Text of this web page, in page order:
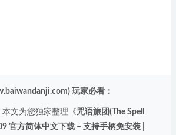
玩家必看：
文为您独家整理《咒语旅团(The Spell
官方简体中文下载 – 支持手柄免安装 |